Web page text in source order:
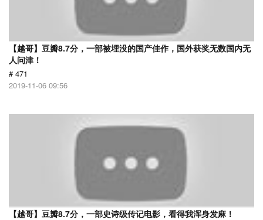
【越哥】豆瓣8.7分，一部被埋没的国产佳作，国外获奖无数国内无
人问津！
# 471
2019-11-06 09:56
【越哥】豆瓣8.7分，一部史诗级传记电影，看得我浑身发麻！